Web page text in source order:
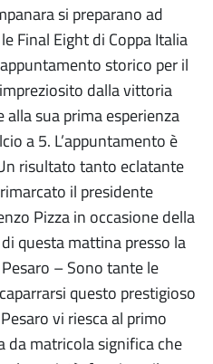
si preparano ad
Final Eight di Coppa Italia
storico per il
dalla vittoria
sua prima esperienza
a 5. L’appuntamento è
risultato tanto eclatante
il presidente
Pizza in occasione della
questa mattina presso la
– Sono tante le
questo prestigioso
vi riesca al primo
da matricola significa che